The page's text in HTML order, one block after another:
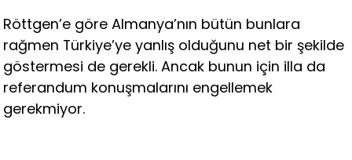
Röttgen’e göre Almanya’nın bütün bunlara
rağmen Türkiye’ye yanlış olduğunu net bir şekilde
göstermesi de gerekli. Ancak bunun için illa da
referandum konuşmalarını engellemek
gerekmiyor.